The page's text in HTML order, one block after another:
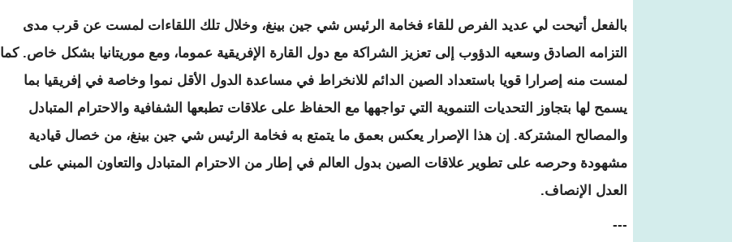
بالفعل أتيحت لي عديد الفرص للقاء فخامة الرئيس شي جين بينغ، وخلال تلك اللقاءات لمست عن قرب مدى
التزامه الصادق وسعيه الدؤوب إلى تعزيز الشراكة مع دول القارة الإفريقية عموما، ومع موريتانيا بشكل خاص. كما
لمست منه إصرارا قويا باستعداد الصين الدائم للانخراط في مساعدة الدول الأقل نموا وخاصة في إفريقيا بما
يسمح لها بتجاوز التحديات التنموية التي تواجهها مع الحفاظ على علاقات تطبعها الشفافية والاحترام المتبادل
والمصالح المشتركة. إن هذا الإصرار يعكس بعمق ما يتمتع به فخامة الرئيس شي جين بينغ، من خصال قيادية
مشهودة وحرصه على تطوير علاقات الصين بدول العالم في إطار من الاحترام المتبادل والتعاون المبني على
العدل الإنصاف.
---